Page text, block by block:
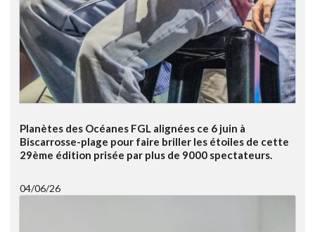
Planètes des Océanes FGL alignées ce 6 juin à
Biscarrosse-plage pour faire briller les étoiles de cette
29ème édition prisée par plus de 9000 spectateurs.
04/06/26